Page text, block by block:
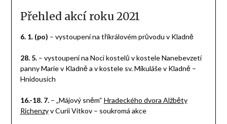
Přehled akcí roku 2021
6. 1. (po) – vystoupení na tříkrálovém průvodu v Kladně
28. 5.– vystoupení na Noci kostelů v kostele Nanebevzetí
panny Marie v Kladně a v kostele sv. Mikuláše v Kladně –
Hnidousích
16.-18. 7.– „Májový sněm“ Hradeckého dvora Alžběty
Richenzyv Curii Vítkov – soukromá akce